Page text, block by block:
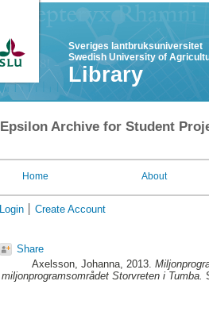
Sveriges lantbruksuniversitet
Swedish University of
Library
Epsilon Archive for Student
Home About
Login Create Account
Share
Axelsson, Johanna, 2013.
miljonprogramsområdet Storvreten i Tumba.